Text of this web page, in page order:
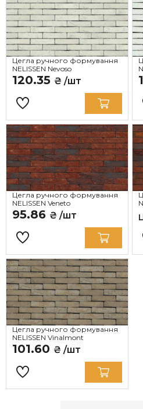
Цегла ручного формування
NELISSEN Nevoso
120.35 ₴ /шт
Цегла ручного формування
NELISSEN Veneto
95.86 ₴ /шт
Цегла ручного формування
NELISSEN Vinalmont
101.60 ₴ /шт